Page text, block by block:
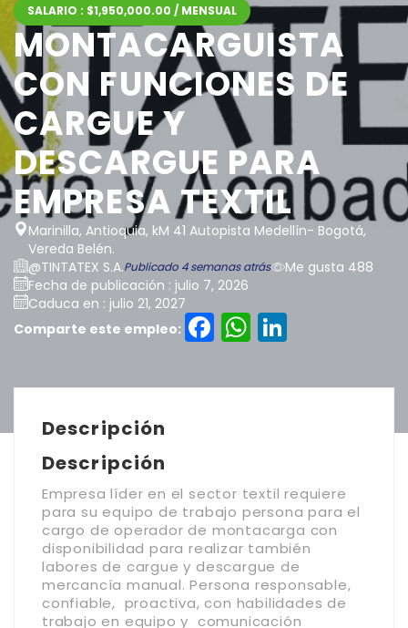
SALARIO : $1,950,000.00 / MENSUAL
MONTACARGUISTA
CON FUNCIONES DE
CARGUE Y
DESCARGUE PARA
EMPRESA TEXTIL
Marinilla, Antioquia, kM 41 Autopista Medellín- Bogotá,
Vereda Belén.
@TINTATEX S.A.Publicado 4 semanas atrás
Me gusta 488
Fecha de publicación : julio 7, 2026
Caduca en : julio 21, 2027
Comparte este empleo:
Facebook
Descripción
Descripción
Empresa líder en el sector textil requiere
para su equipo de trabajo persona para el
cargo de operador de montacarga con
disponibilidad para realizar también
labores de cargue y descargue de
mercancía manual. Persona responsable,
confiable, proactiva, con habilidades de
trabajo en equipo y comunicación